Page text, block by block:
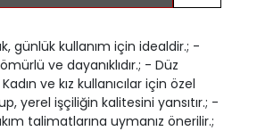
günlük kullanım için idealdir.; -
ve dayanıklıdır.; - Düz
ve kız kullanıcılar için özel
yerel işçiliğin kalitesini yansıtır.; -
talimatlarına uymanız önerilir.;